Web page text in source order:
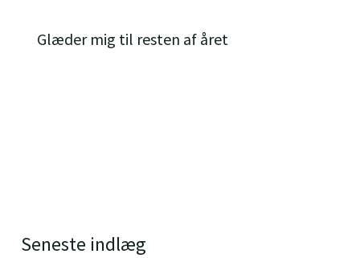
Seneste indlæg
Glæder mig til resten af året